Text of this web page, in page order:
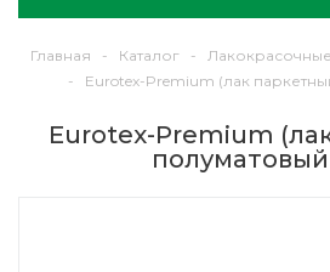
Главная - Каталог -
-
Eurotex-Premium (лак
Eurotex-Premium
полуматовый